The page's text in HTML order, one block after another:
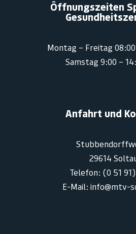
Öffnungszeiten
Montag – Freitag
Samstag 9:00 –
Anfahrt und
29614
Telefon: (0 51
E-Mail: info@mtv-